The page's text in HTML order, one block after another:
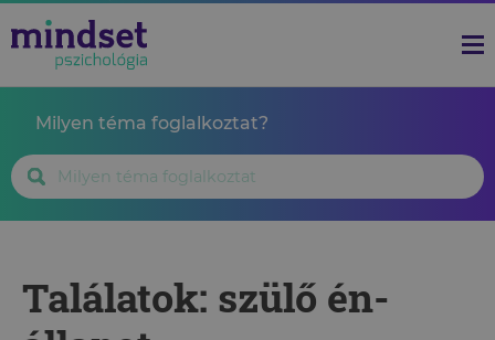
Milyen téma foglalkoztat?
Találatok: szülő én-